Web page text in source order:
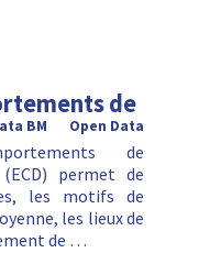
de
Open Data
BM
de
permet de
les motifs de
les lieux de
de …